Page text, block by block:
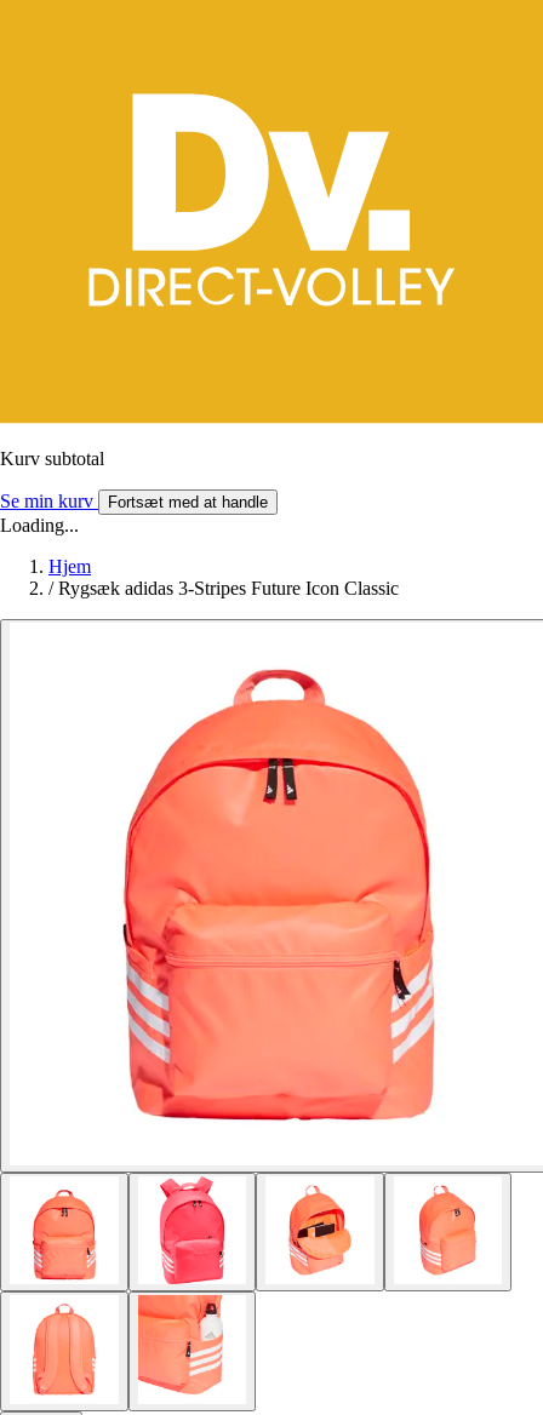
Kurv subtotal
Se min kurv Fortsæt med at handle
Loading...
Hjem
/ Rygsæk adidas 3-Stripes Future Icon Classic